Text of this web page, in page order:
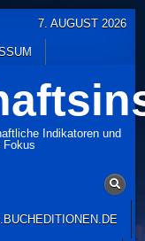
7. AUGUST 2026
Indikatoren und
Fokus